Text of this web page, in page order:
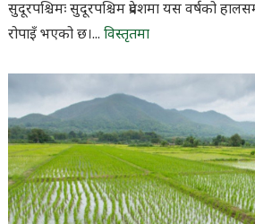
सुदूरपश्चिमः सुदूरपश्चिम प्रदेशमा यस वर्षको
रोपाइँ भएको छ।... विस्तृतमा